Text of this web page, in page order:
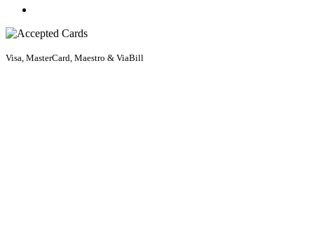
Visa, MasterCard, Maestro & ViaBill